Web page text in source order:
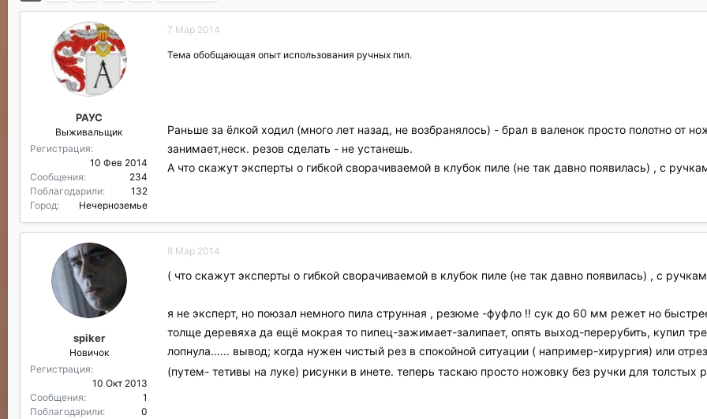
ч
а
л
а
РАУС
Выживальщик
Регистрация
10 Фев 2014
Сообщения
234
Поблагодарили
132
Город
Нечерноземье
7 Мар 2014
Тема обобщающая опыт использования ручных пил.
Раньше за ёлкой ходил (много лет назад, не возбранялось) - брал в валенок просто полотно от
занимает,неск. резов сделать - не устанешь.
А что скажут эксперты о гибкой сворачиваемой в клубок пиле (не так давно появилась) , с
spiker
Новичок
Регистрация
10 Окт 2013
Сообщения
1
Поблагодарили
0
8 Мар 2014
( что скажут эксперты о гибкой сворачиваемой в клубок пиле (не так давно появилась) , с
я не эксперт, но поюзал немного пила струнная , резюме -фуфло !! сук до 60 мм режет но
толще деревяха да ещё мокрая то пипец-зажимает-залипает, опять выход-перерубить, купил
лопнула...... вывод; когда нужен чистый рез в спокойной ситуации ( например-хирургия) или
(путем- тетивы на луке) рисунки в инете. теперь таскаю просто ножовку без ручки для толстых